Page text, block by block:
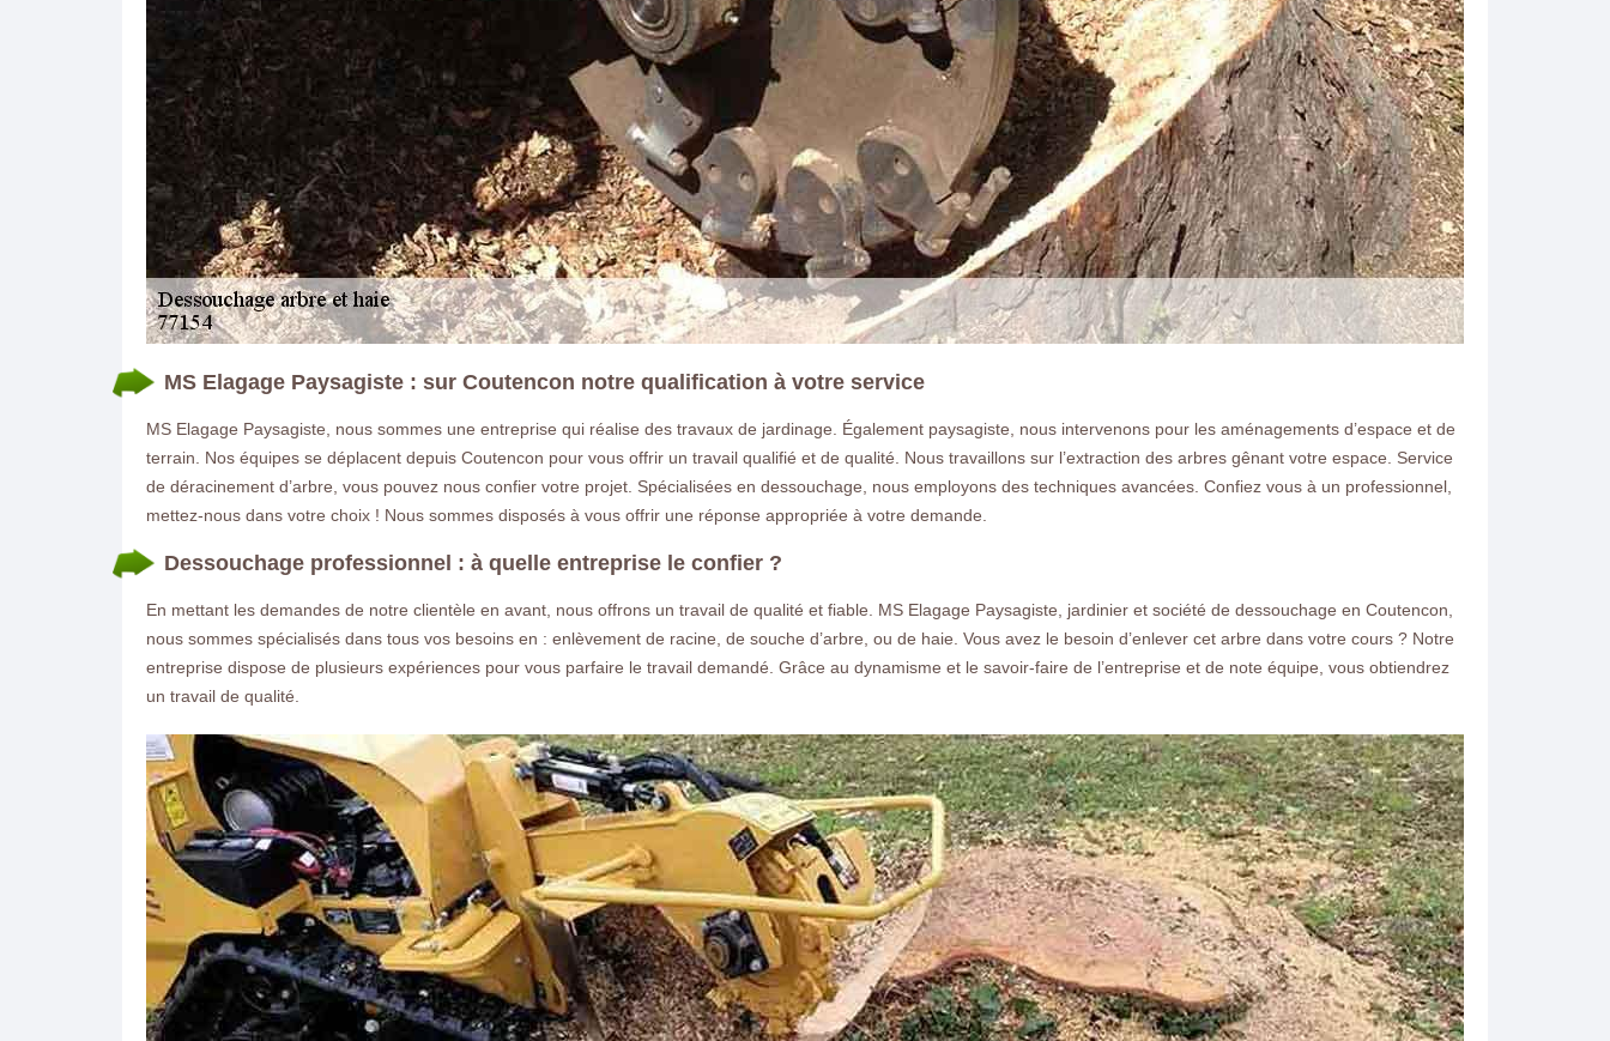
MS Elagage Paysagiste : sur Coutencon notre qualification à votre service
MS Elagage Paysagiste, nous sommes une entreprise qui réalise des travaux de jardinage. Également paysagiste, nous intervenons pour les aménagements d’espace et de
terrain. Nos équipes se déplacent depuis Coutencon pour vous offrir un travail qualifié et de qualité. Nous travaillons sur l’extraction des arbres gênant votre espace. Service
de déracinement d’arbre, vous pouvez nous confier votre projet. Spécialisées en dessouchage, nous employons des techniques avancées. Confiez vous à un professionnel,
mettez-nous dans votre choix ! Nous sommes disposés à vous offrir une réponse appropriée à votre demande.
Dessouchage professionnel : à quelle entreprise le confier ?
En mettant les demandes de notre clientèle en avant, nous offrons un travail de qualité et fiable. MS Elagage Paysagiste, jardinier et société de dessouchage en Coutencon,
nous sommes spécialisés dans tous vos besoins en : enlèvement de racine, de souche d’arbre, ou de haie. Vous avez le besoin d’enlever cet arbre dans votre cours ? Notre
entreprise dispose de plusieurs expériences pour vous parfaire le travail demandé. Grâce au dynamisme et le savoir-faire de l’entreprise et de note équipe, vous obtiendrez
un travail de qualité.